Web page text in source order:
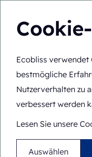
Ecobliss verwendet
bestmögliche
Nutzerverhalten zu
verbessert werden
Lesen Sie unsere
Auswählen
Sie befinden sich